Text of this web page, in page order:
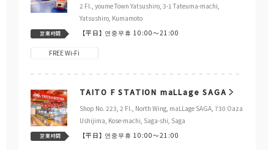
2 Fl., youme Town Yatsushiro, 3-1 Tateuma-machi,
Yatsushiro, Kumamoto
営業時間 【平日】 연중무휴 10:00～21:00
FREE Wi-Fi
TAITO F STATION maLLage SAGA
Shop No. 223, 2 Fl., North Wing, maLLage SAGA, 730 Oaza
Ushijima, Kose-machi, Saga-shi, Saga
営業時間 【平日】 연중무휴 10:00～21:00